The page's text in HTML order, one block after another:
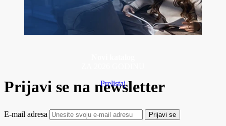
Prelistaj
Prijavi se na newsletter
E-mail adresa Prijavi se